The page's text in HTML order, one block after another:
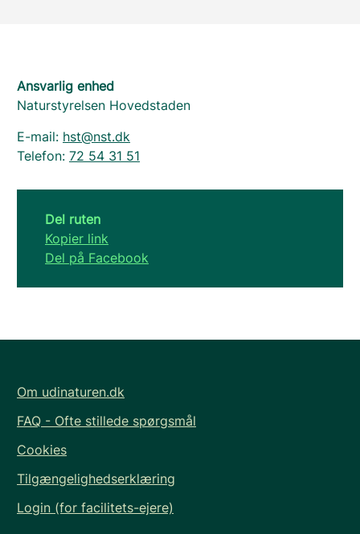
Ansvarlig enhed
Naturstyrelsen Hovedstaden
E-mail: hst@nst.dk
Telefon: 72 54 31 51
Del ruten
Kopier link
Del på Facebook
Om udinaturen.dk
FAQ - Ofte stillede spørgsmål
Cookies
Tilgængelighedserklæring
Login (for facilitets-ejere)